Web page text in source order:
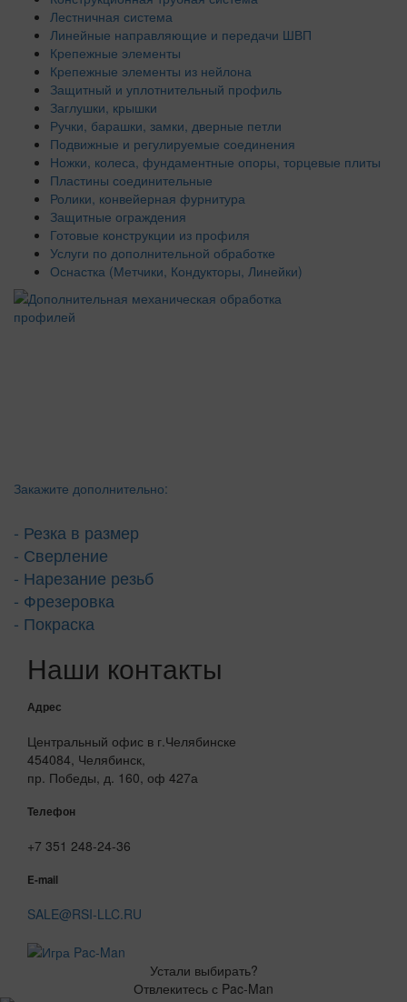
Лестничная система
Линейные направляющие и передачи ШВП
Крепежные элементы
Крепежные элементы из нейлона
Защитный и уплотнительный профиль
Заглушки, крышки
Ручки, барашки, замки, дверные петли
Подвижные и регулируемые соединения
Ножки, колеса, фундаментные опоры, торцевые плиты
Пластины соединительные
Ролики, конвейерная фурнитура
Защитные ограждения
Готовые конструкции из профиля
Услуги по дополнительной обработке
Оснастка (Метчики, Кондукторы, Линейки)
Закажите дополнительно:
- Резка в размер
- Сверление
- Нарезание резьб
- Фрезеровка
- Покраска
Наши контакты
Адрес
Центральный офис в г.Челябинске
454084, Челябинск,
пр. Победы, д. 160, оф 427а
Телефон
+7 351 248-24-36
E-mail
SALE@RSI-LLC.RU
Устали выбирать?
Отвлекитесь с Pac-Man